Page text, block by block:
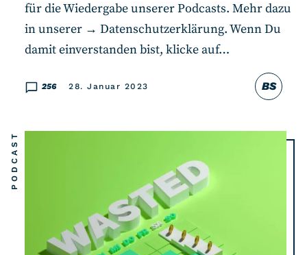
BS
256 28. Januar 2023
für die Wiedergabe unserer Podcasts. Mehr dazu
in unserer → Datenschutzerklärung. Wenn Du
damit einverstanden bist, klicke auf…
PODCAST